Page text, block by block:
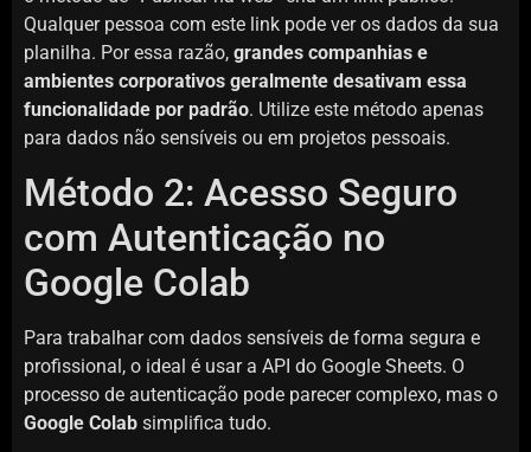
Qualquer pessoa com este link pode ver os dados da sua
planilha. Por essa razão, grandes companhias e
ambientes corporativos geralmente desativam essa
funcionalidade por padrão. Utilize este método apenas
para dados não sensíveis ou em projetos pessoais.
Método 2: Acesso Seguro
com Autenticação no
Google Colab
Para trabalhar com dados sensíveis de forma segura e
profissional, o ideal é usar a API do Google Sheets. O
processo de autenticação pode parecer complexo, mas o
Google Colab simplifica tudo.